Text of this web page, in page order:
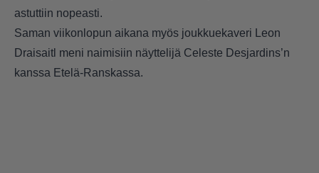
astuttiin nopeasti.
Saman viikonlopun aikana myös joukkuekaveri Leon
Draisaitl meni naimisiin näyttelijä Celeste Desjardins’n
kanssa Etelä-Ranskassa.